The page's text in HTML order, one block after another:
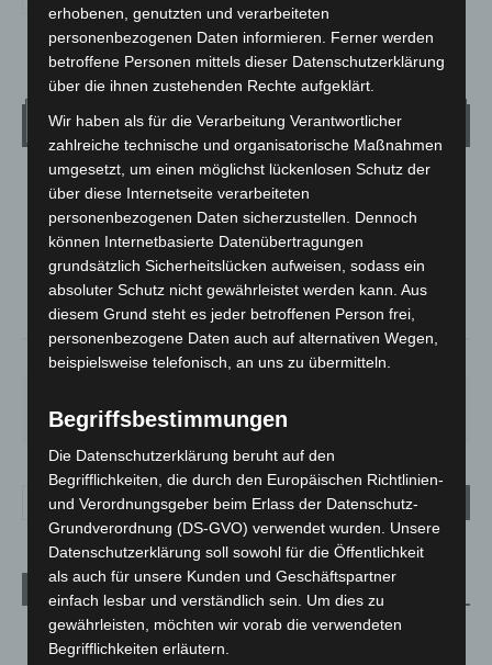
Wetter
LANGENHAGEN
Bedeckt
30.9°C 32.2
29.9°
21% 2.7m/s 100%
33° 27° 23°
Aktuelle Beiträge
Kunst trifft Weingenuss: Barbara-Susann Mehring zeigt ihre
Werke im Jacques’ Wein-Depot Isernhagen
erhobenen, genutzten und verarbeiteten
personenbezogenen Daten informieren. Ferner werden
betroffene Personen mittels dieser Datenschutzerklärung
über die ihnen zustehenden Rechte aufgeklärt.
Wir haben als für die Verarbeitung Verantwortlicher
zahlreiche technische und organisatorische Maßnahmen
umgesetzt, um einen möglichst lückenlosen Schutz der
über diese Internetseite verarbeiteten
personenbezogenen Daten sicherzustellen. Dennoch
können Internetbasierte Datenübertragungen
grundsätzlich Sicherheitslücken aufweisen, sodass ein
absoluter Schutz nicht gewährleistet werden kann. Aus
diesem Grund steht es jeder betroffenen Person frei,
personenbezogene Daten auch auf alternativen Wegen,
beispielsweise telefonisch, an uns zu übermitteln.
Begriffsbestimmungen
Die Datenschutzerklärung beruht auf den
Begrifflichkeiten, die durch den Europäischen Richtlinien-
und Verordnungsgeber beim Erlass der Datenschutz-
Grundverordnung (DS-GVO) verwendet wurden. Unsere
Datenschutzerklärung soll sowohl für die Öffentlichkeit
als auch für unsere Kunden und Geschäftspartner
einfach lesbar und verständlich sein. Um dies zu
gewährleisten, möchten wir vorab die verwendeten
Begrifflichkeiten erläutern.